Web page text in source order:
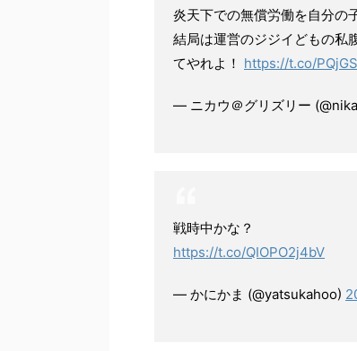
炎天下での無償労働を自分の
結局は運営のジジイどもの私
てやれよ！ https://t.co/
— ニカウ＠グリズリー
戦時中かな？
https://t.co/QIOPO2j4bV
— かにかま (@yatsukahoo)